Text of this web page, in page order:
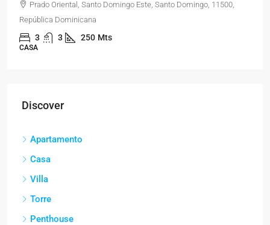
Prado Oriental, Santo Domingo Este, Santo Domingo, 11500,
República Dominicana
3 3 250 Mts
CASA
Discover
Apartamento
Casa
Villa
Torre
Penthouse